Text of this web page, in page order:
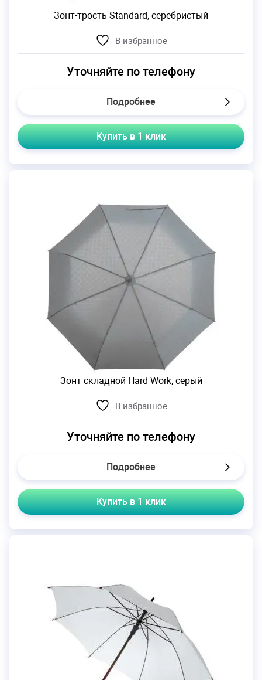
Зонт-трость Standard, серебристый
В избранное
Уточняйте по телефону
Подробнее
Купить в 1 клик
Зонт складной Hard Work, серый
В избранное
Уточняйте по телефону
Подробнее
Купить в 1 клик